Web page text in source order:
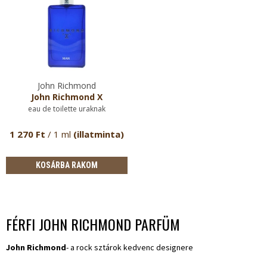
John Richmond
John Richmond X
eau de toilette uraknak
1 270 Ft / 1 ml (illatminta)
KOSÁRBA RAKOM
FÉRFI JOHN RICHMOND PARFÜM
John Richmond- a rock sztárok kedvenc designere